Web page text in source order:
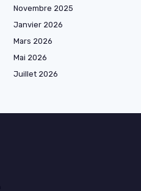
Novembre 2025
Janvier 2026
Mars 2026
Mai 2026
Juillet 2026